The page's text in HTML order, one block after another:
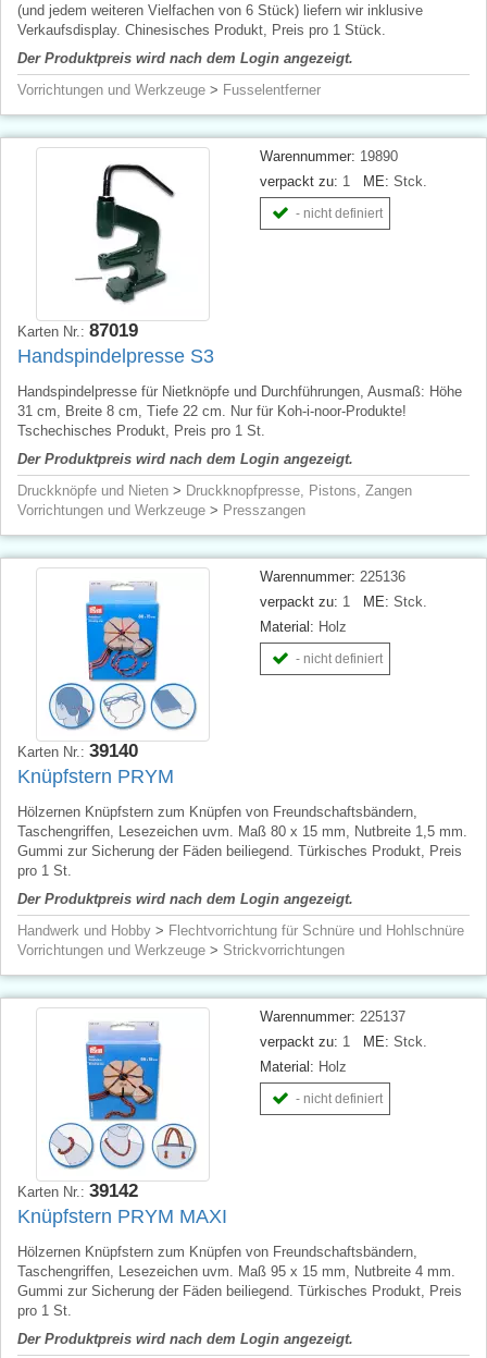
(und jedem weiteren Vielfachen von 6 Stück) liefern wir inklusive
Verkaufsdisplay. Chinesisches Produkt, Preis pro 1 Stück.
Der Produktpreis wird nach dem Login angezeigt.
Vorrichtungen und Werkzeuge > Fusselentferner
Warennummer: 19890
verpackt zu: 1 ME: Stck.
- nicht definiert
Karten Nr.: 87019
Handspindelpresse S3
Handspindelpresse für Nietknöpfe und Durchführungen, Ausmaß: Höhe
31 cm, Breite 8 cm, Tiefe 22 cm. Nur für Koh-i-noor-Produkte!
Tschechisches Produkt, Preis pro 1 St.
Der Produktpreis wird nach dem Login angezeigt.
Druckknöpfe und Nieten > Druckknopfpresse, Pistons, Zangen
Vorrichtungen und Werkzeuge > Presszangen
Warennummer: 225136
verpackt zu: 1 ME: Stck.
Material: Holz
- nicht definiert
Karten Nr.: 39140
Knüpfstern PRYM
Hölzernen Knüpfstern zum Knüpfen von Freundschaftsbändern,
Taschengriffen, Lesezeichen uvm. Maß 80 x 15 mm, Nutbreite 1,5 mm.
Gummi zur Sicherung der Fäden beiliegend. Türkisches Produkt, Preis
pro 1 St.
Der Produktpreis wird nach dem Login angezeigt.
Handwerk und Hobby > Flechtvorrichtung für Schnüre und Hohlschnüre
Vorrichtungen und Werkzeuge > Strickvorrichtungen
Warennummer: 225137
verpackt zu: 1 ME: Stck.
Material: Holz
- nicht definiert
Karten Nr.: 39142
Knüpfstern PRYM MAXI
Hölzernen Knüpfstern zum Knüpfen von Freundschaftsbändern,
Taschengriffen, Lesezeichen uvm. Maß 95 x 15 mm, Nutbreite 4 mm.
Gummi zur Sicherung der Fäden beiliegend. Türkisches Produkt, Preis
pro 1 St.
Der Produktpreis wird nach dem Login angezeigt.